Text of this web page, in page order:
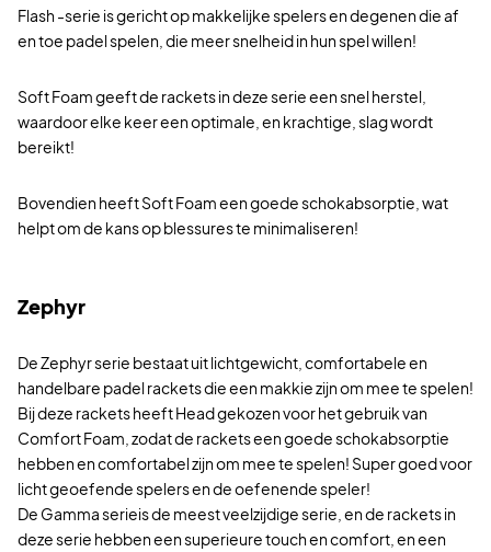
Flash -serie is gericht op makkelijke spelers en degenen die af
en toe padel spelen, die meer snelheid in hun spel willen!
Soft Foam geeft de rackets in deze serie een snel herstel,
waardoor elke keer een optimale, en krachtige, slag wordt
bereikt!
Bovendien heeft Soft Foam een goede schokabsorptie, wat
helpt om de kans op blessures te minimaliseren!
Zephyr
De Zephyr serie bestaat uit lichtgewicht, comfortabele en
handelbare padel rackets die een makkie zijn om mee te spelen!
Bij deze rackets heeft Head gekozen voor het gebruik van
Comfort Foam, zodat de rackets een goede schokabsorptie
hebben en comfortabel zijn om mee te spelen! Super goed voor
licht geoefende spelers en de oefenende speler!
De Gamma serieis de meest veelzijdige serie, en de rackets in
deze serie hebben een superieure touch en comfort, en een